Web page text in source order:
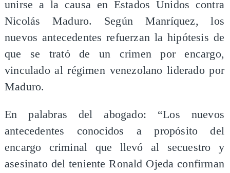
unirse a la causa en Estados Unidos contra
Nicolás Maduro. Según Manríquez, los
nuevos antecedentes refuerzan la hipótesis de
que se trató de un crimen por encargo,
vinculado al régimen venezolano liderado por
Maduro.
En palabras del abogado: “Los nuevos
antecedentes conocidos a propósito del
encargo criminal que llevó al secuestro y
asesinato del teniente Ronald Ojeda confirman